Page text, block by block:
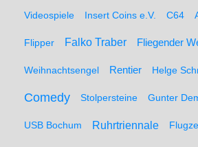
Videospiele Insert Coins e.V. C64
Flipper Falko Traber Fliegender
Weihnachtsengel Rentier Helge
Comedy Stolpersteine Gunter
USB Bochum Ruhrtriennale